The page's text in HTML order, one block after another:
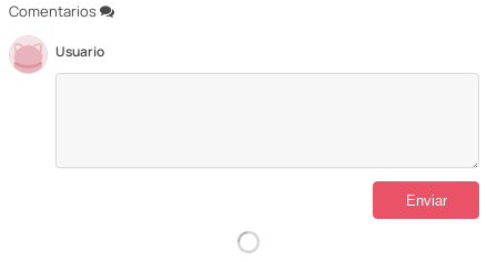
Comentarios
Usuario